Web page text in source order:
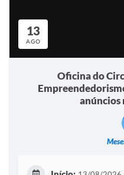
13
AGO
Oficina do
anúncios